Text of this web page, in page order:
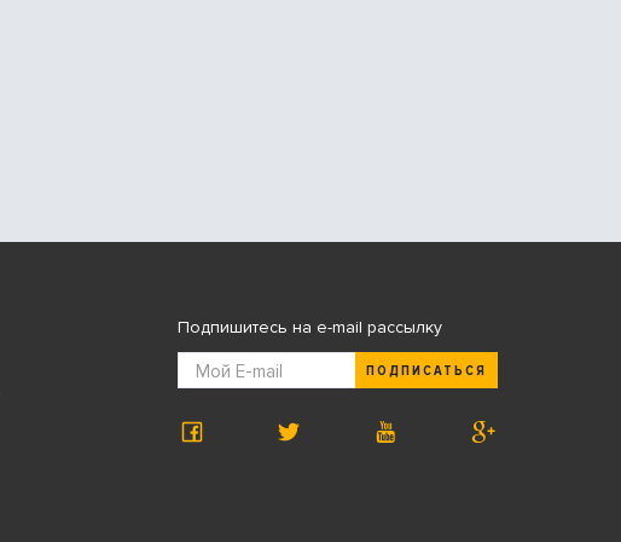
Подпишитесь на e-mail рассылку
ПОДПИСАТЬСЯ